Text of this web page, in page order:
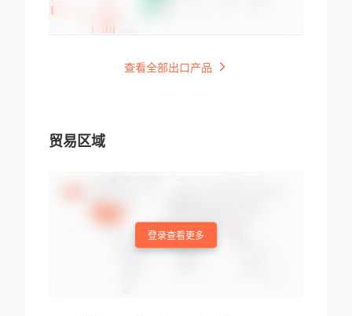
查看全部出口产品
贸易区域
登录查看更多